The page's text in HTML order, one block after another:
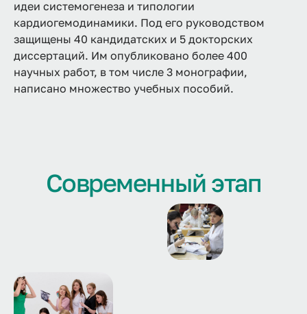
идеи системогенеза и типологии
кардиогемодинамики. Под его руководством
защищены 40 кандидатских и 5 докторских
диссертаций. Им опубликовано более 400
научных работ, в том числе 3 монографии,
написано множество учебных пособий.
Современный этап